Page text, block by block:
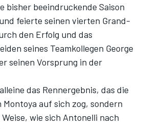
bisher beeindruckende Saison
feierte seinen vierten Grand-
den Erfolg und das
seines Teamkollegen George
seinen Vorsprung in der
das Rennergebnis, das die
auf sich zog, sondern
wie sich Antonelli nach